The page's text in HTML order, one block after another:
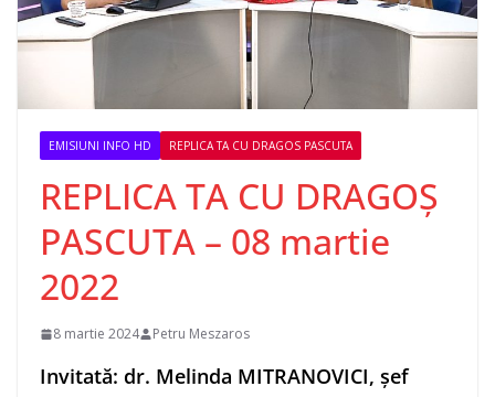
EMISIUNI INFO HD REPLICA TA CU DRAGOS PASCUTA
REPLICA TA CU DRAGOȘ
PASCUTA – 08 martie
2022
8 martie 2024 Petru Meszaros
Invitată: dr. Melinda MITRANOVICI, șef